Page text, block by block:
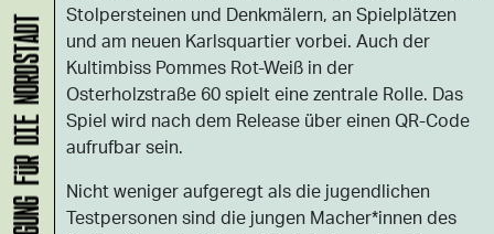
Stolpersteinen und Denkmälern, an Spielplätzen
und am neuen Karlsquartier vorbei. Auch der
Kultimbiss Pommes Rot-Weiß in der
Osterholzstraße 60 spielt eine zentrale Rolle. Das
Spiel wird nach dem Release über einen QR-Code
aufrufbar sein.
Nicht weniger aufgeregt als die jugendlichen
Testpersonen sind die jungen Macher*innen des